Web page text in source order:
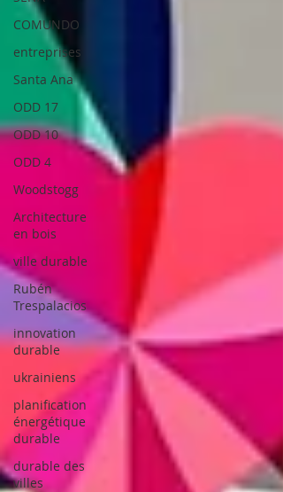
COMUNDO
entreprises
Santa Ana
ODD 17
ODD 10
ODD 4
Woodstogg
Architecture
en bois
ville durable
Rubén
Trespalacios
innovation
durable
ukrainiens
planification
énergétique
durable
durable des
villes